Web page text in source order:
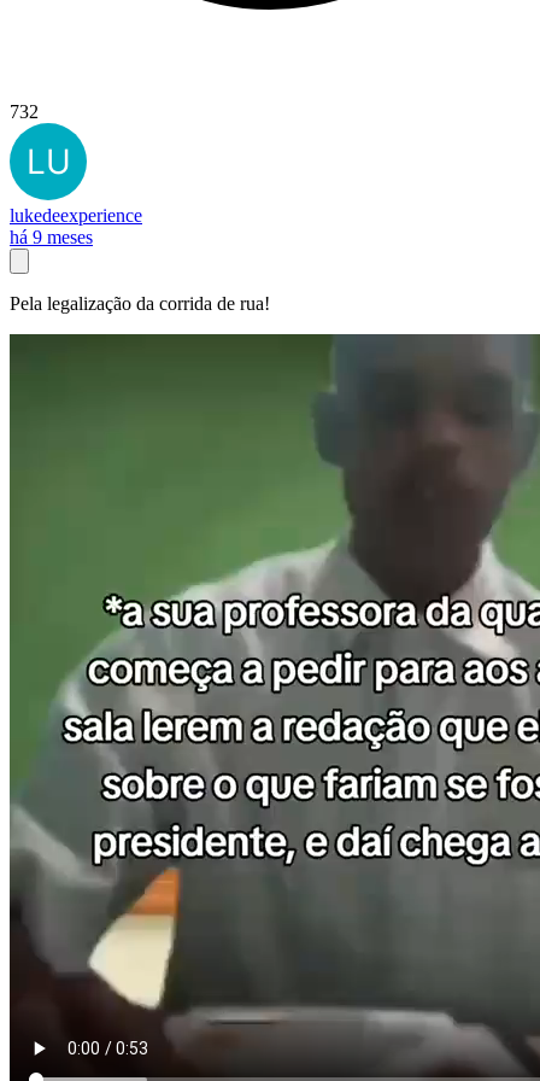
732
lukedeexperience
há 9 meses
Pela legalização da corrida de rua!